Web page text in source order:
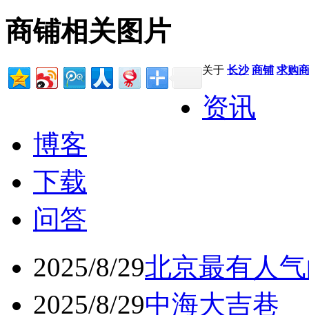
商铺相关图片
关于 长沙 商铺 求购
资讯
博客
下载
问答
2025/8/29北京最有人
2025/8/29中海大吉巷